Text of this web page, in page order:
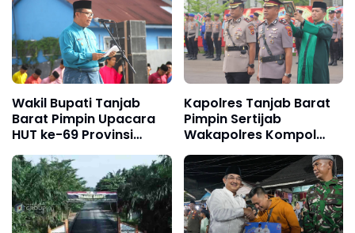
Wakil Bupati Tanjab
Barat Pimpin Upacara
HUT ke-69 Provinsi
Jambi Tahun 2026
Kapolres Tanjab Barat
Pimpin Sertijab
Wakapolres Kompol
Andi Musahar Resmi
Menjabat.